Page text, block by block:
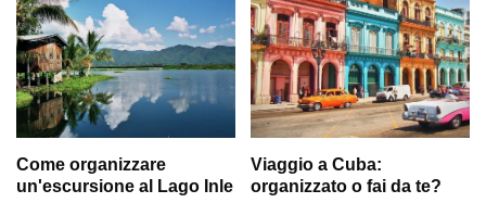
Come organizzare
un'escursione al Lago Inle
Viaggio a Cuba:
organizzato o fai da te?